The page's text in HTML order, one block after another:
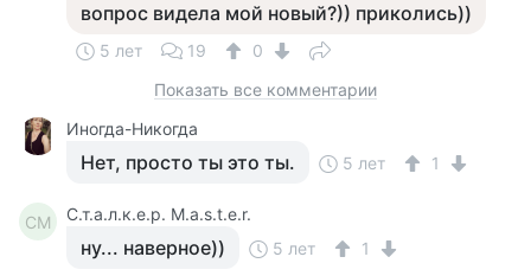
вопрос видела мой новый?)) приколись))
5 лет 19
0
Показать все комментарии
Иногда-Никогда
Нет, просто ты это ты. 5 лет 1
СM С.т.а.л.к.е.р. M.a.s.t.e.r.
ну... наверное)) 5 лет 1